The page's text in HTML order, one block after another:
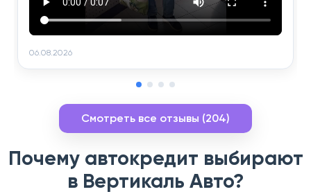
06.08.2026
Смотреть все отзывы (204)
Почему автокредит выбирают
в Вертикаль Авто?